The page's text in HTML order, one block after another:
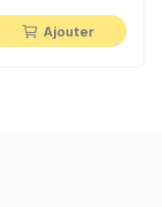
Ajouter